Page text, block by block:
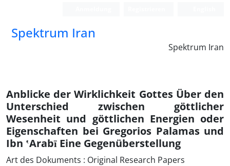
Spektrum Iran
Spektrum Iran
Anblicke der Wirklichkeit Gottes Über den
Unterschied zwischen göttlicher
Wesenheit und göttlichen Energien oder
Eigenschaften bei Gregorios Palamas und
Ibn ʽArabī Eine Gegenüberstellung
Art des Dokuments : Original Research Papers